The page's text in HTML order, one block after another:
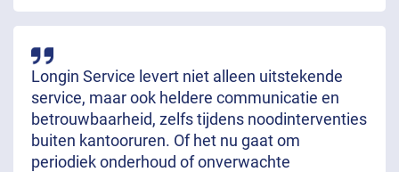
Longin Service levert niet alleen uitstekende
service, maar ook heldere communicatie en
betrouwbaarheid, zelfs tijdens noodinterventies
buiten kantooruren. Of het nu gaat om
periodiek onderhoud of onverwachte